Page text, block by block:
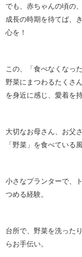
でも、赤ちゃんの頃の
成長の時期を待てば、
心を！
この、「食べなくなっ
野菜にまつわるたくさ
を身近に感じ、愛着を
大切なお母さん、お父
「野菜」を食べている風
小さなプランターで、
つめる経験。
台所で、野菜を洗った
らお手伝い。